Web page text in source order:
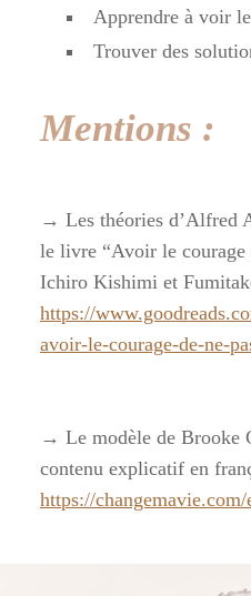
Apprendre à voir
Trouver des
Mentions :
→ Les théories d’Alfred
le livre “Avoir le courage
Ichiro Kishimi et
https://
avoir-le-courage-de-ne-
→ Le modèle de Brooke
contenu explicatif en
https://